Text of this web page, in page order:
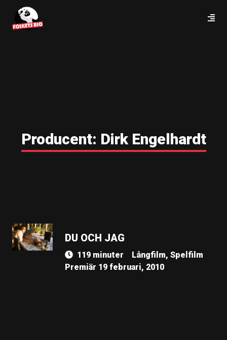
Producent: Dirk Engelhardt
DU OCH JAG
119 minuter
Långfilm, Spelfilm
Premiär 19 februari, 2010